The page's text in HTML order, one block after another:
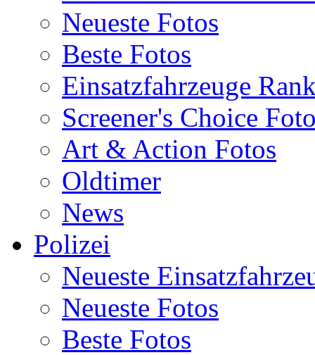
Neueste Fotos
Beste Fotos
Einsatzfahrzeuge
Screener's Choice
Art & Action Fotos
Oldtimer
News
Polizei
Neueste
Neueste Fotos
Beste Fotos